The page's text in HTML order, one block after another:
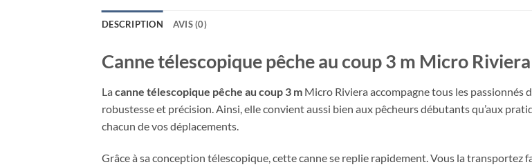
DESCRIPTION AVIS (0)
Canne télescopique pêche au coup 3 m Micro Riviera
La canne télescopique pêche au coup 3 m Micro Riviera accompagne tous les passionnés
robustesse et précision. Ainsi, elle convient aussi bien aux pêcheurs débutants qu’aux
chacun de vos déplacements.
Grâce à sa conception télescopique, cette canne se replie rapidement. Vous la transportez